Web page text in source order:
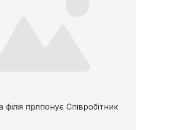
філія прлпонує Співробітник